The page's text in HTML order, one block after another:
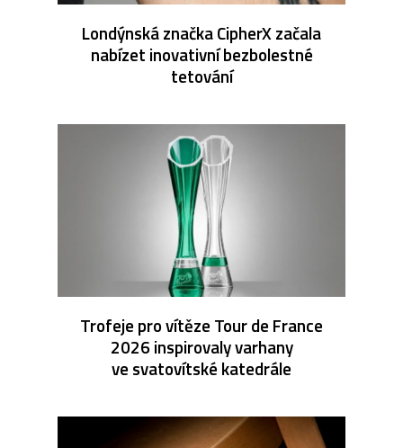
Londýnská značka CipherX začala
nabízet inovativní bezbolestné
tetování
Trofeje pro vítěze Tour de France
2026 inspirovaly varhany
ve svatovítské katedrále